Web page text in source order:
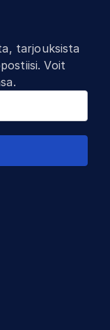
tarjouksista
Voit